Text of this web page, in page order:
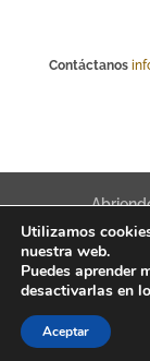
Contáctanos
Interfaz
Utilizamos
nuestra web.
Puedes aprender
desactivarlas en
Aceptar